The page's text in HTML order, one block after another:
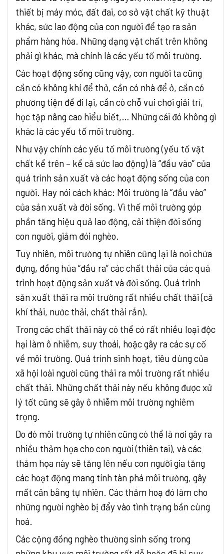
thiết bị máy móc, đất đai, cơ sở vật chất kỹ thuật
khác, sức lao động của con người để tạo ra sản
phẩm hàng hóa. Những dạng vật chất trên không
phải gì khác, mà chính là các yếu tố môi trường.
Các hoạt động sống cũng vậy, con người ta cũng
cần có không khí để thở, cần có nhà để ở, cần có
phương tiện để đi lại, cần có chỗ vui chơi giải trí,
học tập nâng cao hiểu biết,… Những cái đó không gì
khác là các yếu tố môi trường.
Như vậy chính các yếu tố môi trường (yếu tố vật
chất kể trên – kể cả sức lao động) là “đầu vào” của
quá trình sản xuất và các hoạt động sống của con
người. Hay nói cách khác: Môi trường là “đầu vào”
của sản xuất và đời sống. Vì thế môi trường góp
phần tăng hiệu quả lao động, cải thiện đời sống
con người, giảm đói nghèo.
Tuy nhiên, môi trường tự nhiên cũng lại là nơi chứa
đựng, đồng húa “đầu ra” các chất thải của các quá
trình hoạt động sản xuất và đời sống. Quá trình
sản xuất thải ra môi trường rất nhiều chất thải (cả
khí thải, nước thải, chất thải rắn).
Trong các chất thải này có thể có rất nhiều loại độc
hại làm ô nhiễm, suy thoái, hoặc gây ra các sự cố
về môi trường. Quá trình sinh hoạt, tiêu dùng của
xã hội loài người cũng thải ra môi trường rất nhiều
chất thải. Những chất thải này nếu không được xử
lý tốt cũng sẽ gây ô nhiễm môi trường nghiêm
trọng.
Do đó môi trường tự nhiên cũng có thể là nơi gây ra
nhiều thảm họa cho con người (thiên tai), và các
thảm họa này sẽ tăng lên nếu con người gia tăng
các hoạt động mang tính tàn phá môi trường, gây
mất cân bằng tự nhiên. Các thảm hoạ đó làm cho
những người nghèo bị đẩy vào tình trạng bần cùng
hoá.
Các cộng đồng nghèo thường sinh sống trong